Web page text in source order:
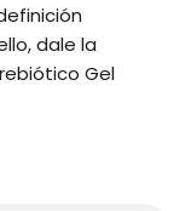
dale la
Gel